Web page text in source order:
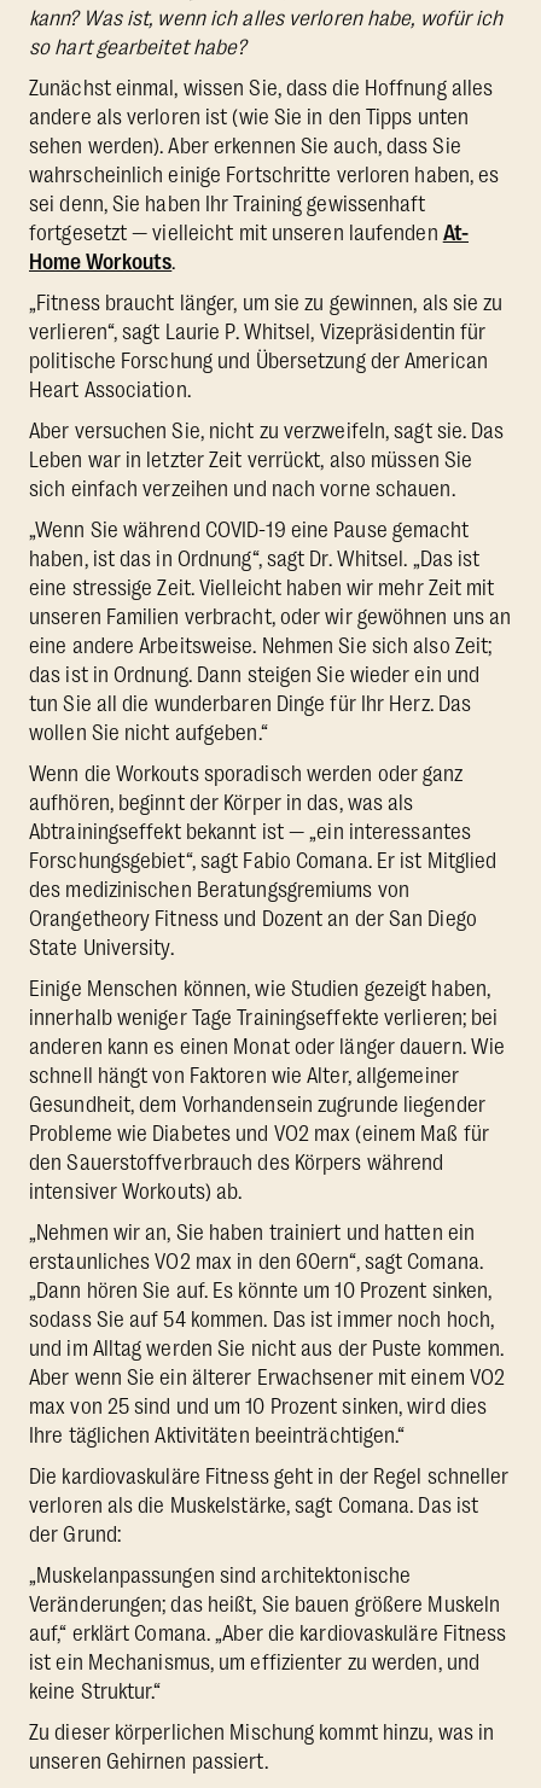
kann? Was ist, wenn ich alles verloren habe, wofür ich
so hart gearbeitet habe?
Zunächst einmal, wissen Sie, dass die Hoffnung alles
andere als verloren ist (wie Sie in den Tipps unten
sehen werden). Aber erkennen Sie auch, dass Sie
wahrscheinlich einige Fortschritte verloren haben, es
sei denn, Sie haben Ihr Training gewissenhaft
fortgesetzt — vielleicht mit unseren laufenden At-
Home Workouts.
„Fitness braucht länger, um sie zu gewinnen, als sie zu
verlieren“, sagt Laurie P. Whitsel, Vizepräsidentin für
politische Forschung und Übersetzung der American
Heart Association.
Aber versuchen Sie, nicht zu verzweifeln, sagt sie. Das
Leben war in letzter Zeit verrückt, also müssen Sie
sich einfach verzeihen und nach vorne schauen.
„Wenn Sie während COVID-19 eine Pause gemacht
haben, ist das in Ordnung“, sagt Dr. Whitsel. „Das ist
eine stressige Zeit. Vielleicht haben wir mehr Zeit mit
unseren Familien verbracht, oder wir gewöhnen uns an
eine andere Arbeitsweise. Nehmen Sie sich also Zeit;
das ist in Ordnung. Dann steigen Sie wieder ein und
tun Sie all die wunderbaren Dinge für Ihr Herz. Das
wollen Sie nicht aufgeben.“
Wenn die Workouts sporadisch werden oder ganz
aufhören, beginnt der Körper in das, was als
Abtrainingseffekt bekannt ist — „ein interessantes
Forschungsgebiet“, sagt Fabio Comana. Er ist Mitglied
des medizinischen Beratungsgremiums von
Orangetheory Fitness und Dozent an der San Diego
State University.
Einige Menschen können, wie Studien gezeigt haben,
innerhalb weniger Tage Trainingseffekte verlieren; bei
anderen kann es einen Monat oder länger dauern. Wie
schnell hängt von Faktoren wie Alter, allgemeiner
Gesundheit, dem Vorhandensein zugrunde liegender
Probleme wie Diabetes und VO2 max (einem Maß für
den Sauerstoffverbrauch des Körpers während
intensiver Workouts) ab.
„Nehmen wir an, Sie haben trainiert und hatten ein
erstaunliches VO2 max in den 60ern“, sagt Comana.
„Dann hören Sie auf. Es könnte um 10 Prozent sinken,
sodass Sie auf 54 kommen. Das ist immer noch hoch,
und im Alltag werden Sie nicht aus der Puste kommen.
Aber wenn Sie ein älterer Erwachsener mit einem VO2
max von 25 sind und um 10 Prozent sinken, wird dies
Ihre täglichen Aktivitäten beeinträchtigen.“
Die kardiovaskuläre Fitness geht in der Regel schneller
verloren als die Muskelstärke, sagt Comana. Das ist
der Grund:
„Muskelanpassungen sind architektonische
Veränderungen; das heißt, Sie bauen größere Muskeln
auf,“ erklärt Comana. „Aber die kardiovaskuläre Fitness
ist ein Mechanismus, um effizienter zu werden, und
keine Struktur.“
Zu dieser körperlichen Mischung kommt hinzu, was in
unseren Gehirnen passiert.